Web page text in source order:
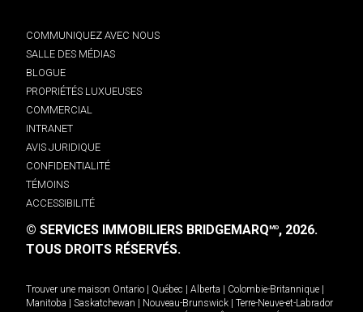
COMMUNIQUEZ AVEC NOUS
SALLE DES MÉDIAS
BLOGUE
PROPRIÉTÉS LUXUEUSES
COMMERCIAL
INTRANET
AVIS JURIDIQUE
CONFIDENTIALITÉ
TÉMOINS
ACCESSIBILITÉ
© SERVICES IMMOBILIERS BRIDGEMARQMD, 2026.
TOUS DROITS RÉSERVÉS.
Trouver une maison Ontario Québec Alberta Colombie-Britannique
Manitoba
Saskatchewan Nouveau-Brunswick
Terre-Neuve-et-Labrador